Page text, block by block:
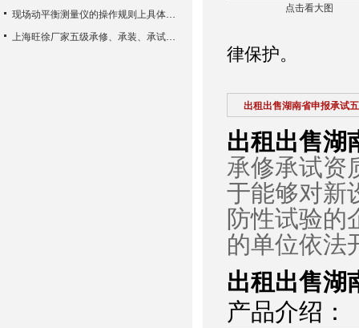
点击看大图
律保护。
出租出售湖南省申报承试
出租出售湖
承修承试资
于能够对新
防性试验的
的单位依法
出租出售湖
产品介绍：
现场动平衡测量仪的操作规则上具体结果
上海旺徐厂家五级承修、承装、承试类资质主要试验设备配置表